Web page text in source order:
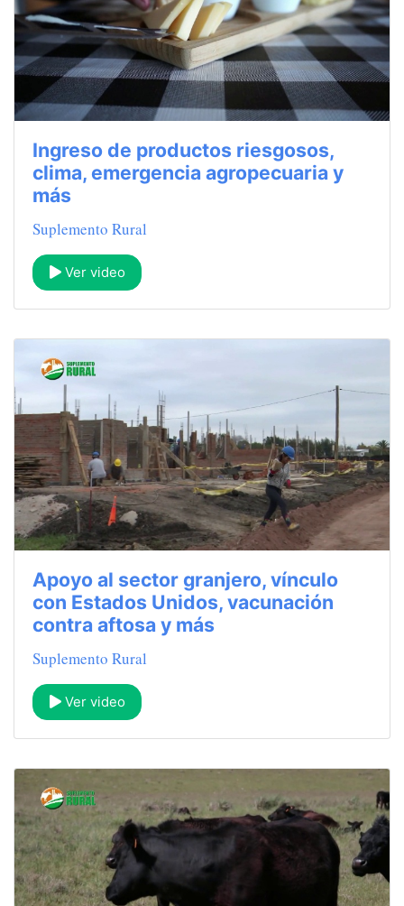
Ingreso de productos riesgosos,
clima, emergencia agropecuaria y
más
Suplemento Rural
Ver video
Apoyo al sector granjero, vínculo
con Estados Unidos, vacunación
contra aftosa y más
Suplemento Rural
Ver video